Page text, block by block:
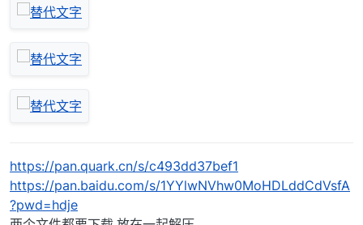
https://pan.quark.cn/s/c493dd37bef1
https://pan.baidu.com/s/1YYlwNVhw0MoHDLddCdVsfA
?pwd=hdje